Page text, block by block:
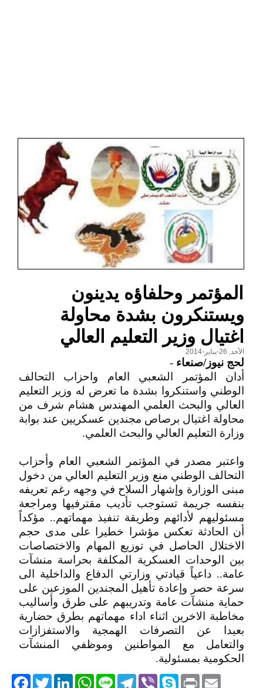
المؤتمر وحلفاؤه يدينون
ويستنكرون بشدة محاولة
اغتيال وزير التعليم العالي
الأحد, 26-يناير-2014
لحج نيوز/صنعاء -
أدان المؤتمر الشعبي العام واحزاب التحالف
الوطني واستنكروا بشدة ما تعرض له وزير التعليم
العالي والبحث العلمي المهندس هشام شرف من
محاولة اغتيال برصاص مجندين عسكريين عند بوابة
وزارة التعليم العالي والبحث العلمي.
واعتبر مصدر في المؤتمر الشعبي العام وأحزاب
التحالف الوطني منع وزير التعليم العالي من دخول
مبنى الوزارة وإشهار السلاح في وجهه رغم تعريفه
بنفسه جريمة تستوجب تأديب مقترفيها ومراجعة
مسئوليهم لأدائهم وطريقة تنفيذ مهماتهم.. مؤكداً
أن الحادثة تعكس مؤشرا خطيرا على مدى حجم
الاختلال الحاصل في توزيع المهام والاختصاصات
بين الوحدات العسكرية المكلفة بحراسة منشآت
عامة.. داعياً قيادتي وزارتي الدفاع والداخلية الى
سرعة حصر وإعادة تأهيل المجندين الموزعين على
حماية منشآت عامة وتدريبهم على طرق وأساليب
مخاطبة الاخرين اثناء اداء مهماتهم بطرق حضارية
بعيدا عن التصرفات الهمجية والاستفزازات
والتعامل مع المواطنين وموظفي المنشآت
الحكومية بمسئولية.
TwitterLinkedIn
WhatsApp Line
Telegram ViberSkype PrintEmail